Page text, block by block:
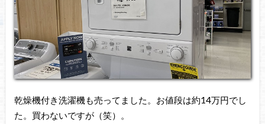
乾燥機付き洗濯機も売ってました。お値段は約14万円でし
た。買わないですが（笑）。